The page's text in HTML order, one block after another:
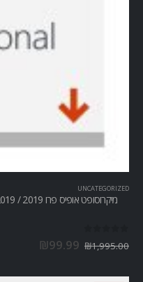
UNCATEGORIZED
₪1,995.00
₪99.99